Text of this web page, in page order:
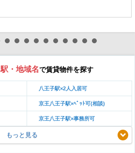
駅・地域名で賃貸物件を探す
八王子駅×2人入居可
京王八王子駅×ﾍﾟｯﾄ可(相談)
京王八王子駅×事務所可
もっと見る